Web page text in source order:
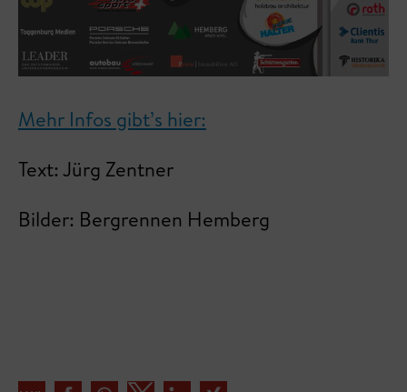
Mehr Infos gibt’s hier:
Text: Jürg Zentner
Bilder: Bergrennen Hemberg